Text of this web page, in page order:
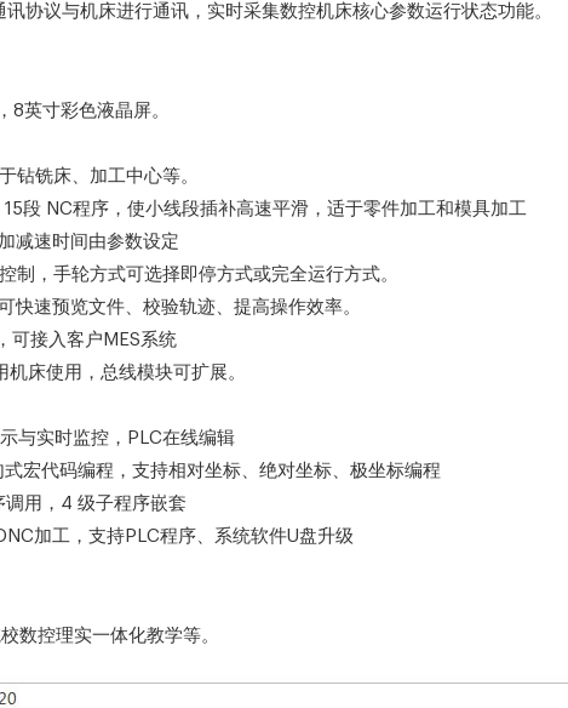
协议与机床进行通讯，实时采集数控机床核心参数运行状态功能。
8英寸彩色液晶屏。
钻铣床、加工中心等。
段 NC程序，使小线段插补高速平滑，适于零件加工和模具加工
减速时间由参数设定
制，手轮方式可选择即停方式或完全运行方式。
快速预览文件、校验轨迹、提高操作效率。
可接入客户MES系统
床使用，总线模块可扩展。
与实时监控，PLC在线编辑
宏代码编程，支持相对坐标、绝对坐标、极坐标编程
调用，4 级子程序嵌套
加工，支持PLC程序、系统软件U盘升级
数控理实一体化教学等。